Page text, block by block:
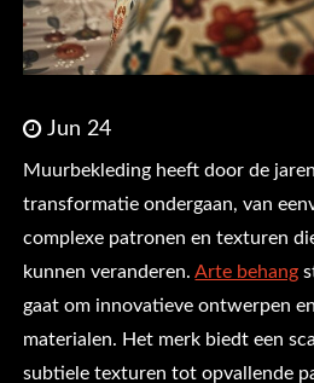
Jun 24
Muurbekleding heeft door de
transformatie ondergaan, van
complexe patronen en texturen
kunnen veranderen.Arte behang
gaat om innovatieve ontwerpen
materialen. Het merk biedt een
subtiele texturen tot opvallende